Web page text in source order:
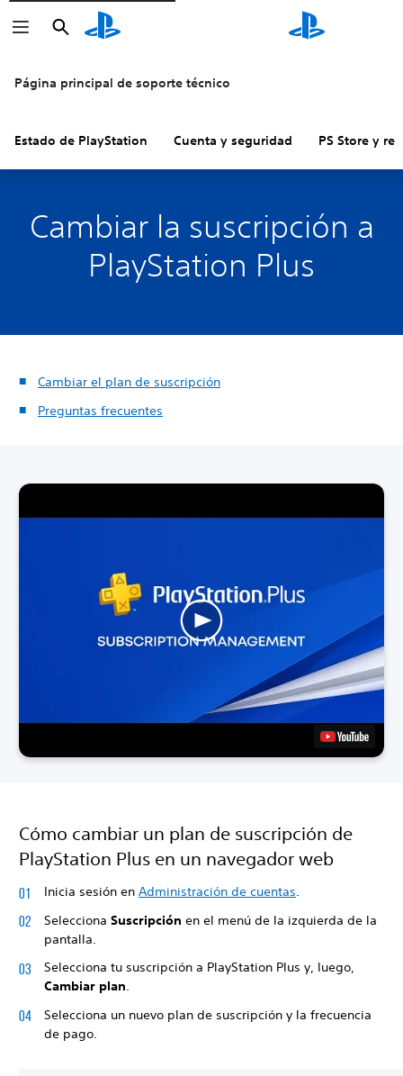
Buscar
Buscar
Página principal de soporte técnico
Estado de PlayStation Cuenta y seguridad PS Store y
Cambiar la suscripción a
PlayStation Plus
Cambiar el plan de suscripción
Preguntas frecuentes
Cómo cambiar un plan de suscripción de
PlayStation Plus en un navegador web
Inicia sesión en Administración de cuentas.
Selecciona Suscripción en el menú de la izquierda de la
pantalla.
Selecciona tu suscripción a PlayStation Plus y, luego,
Cambiar plan.
Selecciona un nuevo plan de suscripción y la frecuencia
de pago.